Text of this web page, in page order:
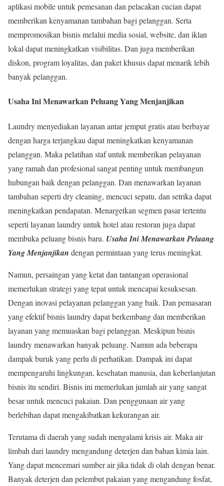
aplikasi mobile untuk pemesanan dan pelacakan cucian dapat
memberikan kenyamanan tambahan bagi pelanggan. Serta
mempromosikan bisnis melalui media sosial, website, dan iklan
lokal dapat meningkatkan visibilitas. Dan juga memberikan
diskon, program loyalitas, dan paket khusus dapat menarik lebih
banyak pelanggan.
Usaha Ini Menawarkan Peluang Yang Menjanjikan
Laundry menyediakan layanan antar jemput gratis atau berbayar
dengan harga terjangkau dapat meningkatkan kenyamanan
pelanggan. Maka pelatihan staf untuk memberikan pelayanan
yang ramah dan profesional sangat penting untuk membangun
hubungan baik dengan pelanggan. Dan menawarkan layanan
tambahan seperti dry cleaning, mencuci sepatu, dan setrika dapat
meningkatkan pendapatan. Menargetkan segmen pasar tertentu
seperti layanan laundry untuk hotel atau restoran juga dapat
membuka peluang bisnis baru. Usaha Ini Menawarkan Peluang
Yang Menjanjikan dengan permintaan yang terus meningkat.
Namun, persaingan yang ketat dan tantangan operasional
memerlukan strategi yang tepat untuk mencapai kesuksesan.
Dengan inovasi pelayanan pelanggan yang baik. Dan pemasaran
yang efektif bisnis laundry dapat berkembang dan memberikan
layanan yang memuaskan bagi pelanggan. Meskipun bisnis
laundry menawarkan banyak peluang. Namun ada beberapa
dampak buruk yang perlu di perhatikan. Dampak ini dapat
mempengaruhi lingkungan, kesehatan manusia, dan keberlanjutan
bisnis itu sendiri. Bisnis ini memerlukan jumlah air yang sangat
besar untuk mencuci pakaian. Dan penggunaan air yang
berlebihan dapat mengakibatkan kekurangan air.
Terutama di daerah yang sudah mengalami krisis air. Maka air
limbah dari laundry mengandung deterjen dan bahan kimia lain.
Yang dapat mencemari sumber air jika tidak di olah dengan benar.
Banyak deterjen dan pelembut pakaian yang mengandung fosfat,